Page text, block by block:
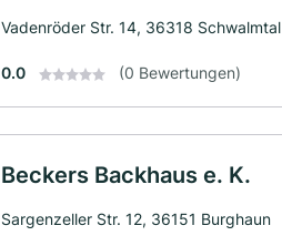
Vadenröder Str. 14, 36318 Schwalmtal
0.0 (0 Bewertungen)
Beckers Backhaus e. K.
Sargenzeller Str. 12, 36151 Burghaun